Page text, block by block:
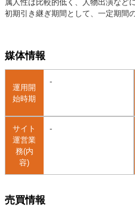
属人性は比較的低く、人物出演など
初期引き継ぎ期間として、一定期間
媒体情報
運用開
始時期
-
サイト
運営業
務(内
容)
-
売買情報